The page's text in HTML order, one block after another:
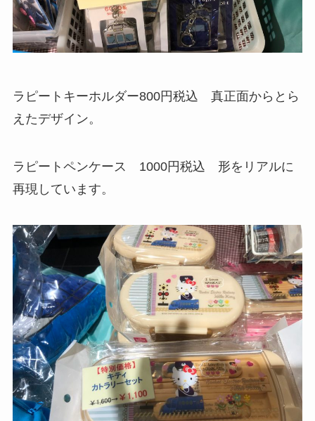
ラピートキーホルダー800円税込 真正面からとら
えたデザイン。
ラピートペンケース 1000円税込 形をリアルに
再現しています。